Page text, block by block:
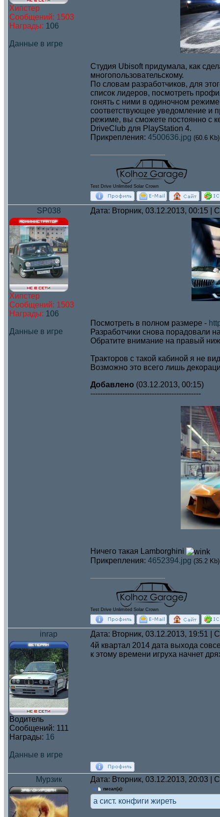
Хипстер
Сообщений: 1503
Награды: 106
Данные в игре
Студия Ubisoft придумала, как
многопользовательскому.
По словам разработчиков, для
список лидеров, посмотреть
гонять с ними в одиночном
соответствующее уведомление и
режиме, вы сможете постоянно с
DriveClub для PlayStation 4.
Прикрепления: 4500636.jpg (60.6 Kb)
Test Drive Unlimited Solar Crown
SP038 Дата: Вторник, 03.12.2013, 00:15 |
Хипстер
Сообщений: 1503
Награды: 106
Данные в игре
Посмотреть в полном размере -
Разработчики снова порадовали
Обратите внимание на правый
Тракторов с такой кабиной я не
Возможно это всего лишь
Добавлено (03.12.2013, 00:15)
---------------------------------------------
Ничего такая Lamborghini
Прикрепления: 4652394.jpg (35.2 Kb)
Test Drive Unlimited Solar Crown
inrap Дата: Вторник, 03.12.2013, 19:51 |
Водитель
Сообщений: 111
Награды: 16
Данные в игре
4й квартал 2014 дата выхода
к этому времени игруха начнет
Мурзик Дата: Вторник, 03.12.2013, 20:03 |
писал(а):
а сист. конфиги жиреть